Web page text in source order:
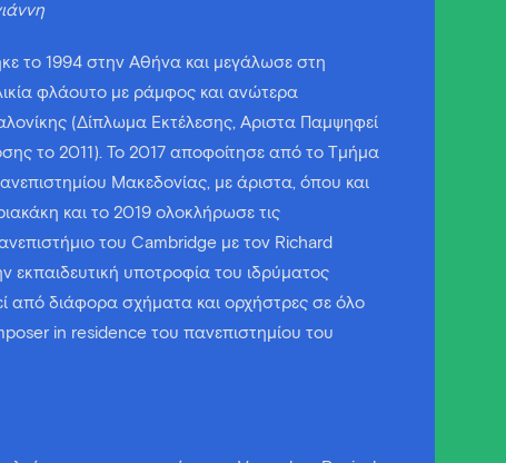
το 1994 στην Αθήνα και μεγάλωσε στη
φλάουτο με ράμφος και ανώτερα
(Δίπλωμα Εκτέλεσης, Άριστα Παμψηφεί
το 2011). Το 2017 αποφοίτησε από το Τμήμα
Μακεδονίας, με άριστα, όπου και
και το 2019 ολοκλήρωσε τις
του Cambridge με τον Richard
εκπαιδευτική υποτροφία του ιδρύματος
από διάφορα σχήματα και ορχήστρες σε όλο
in residence του πανεπιστημίου του